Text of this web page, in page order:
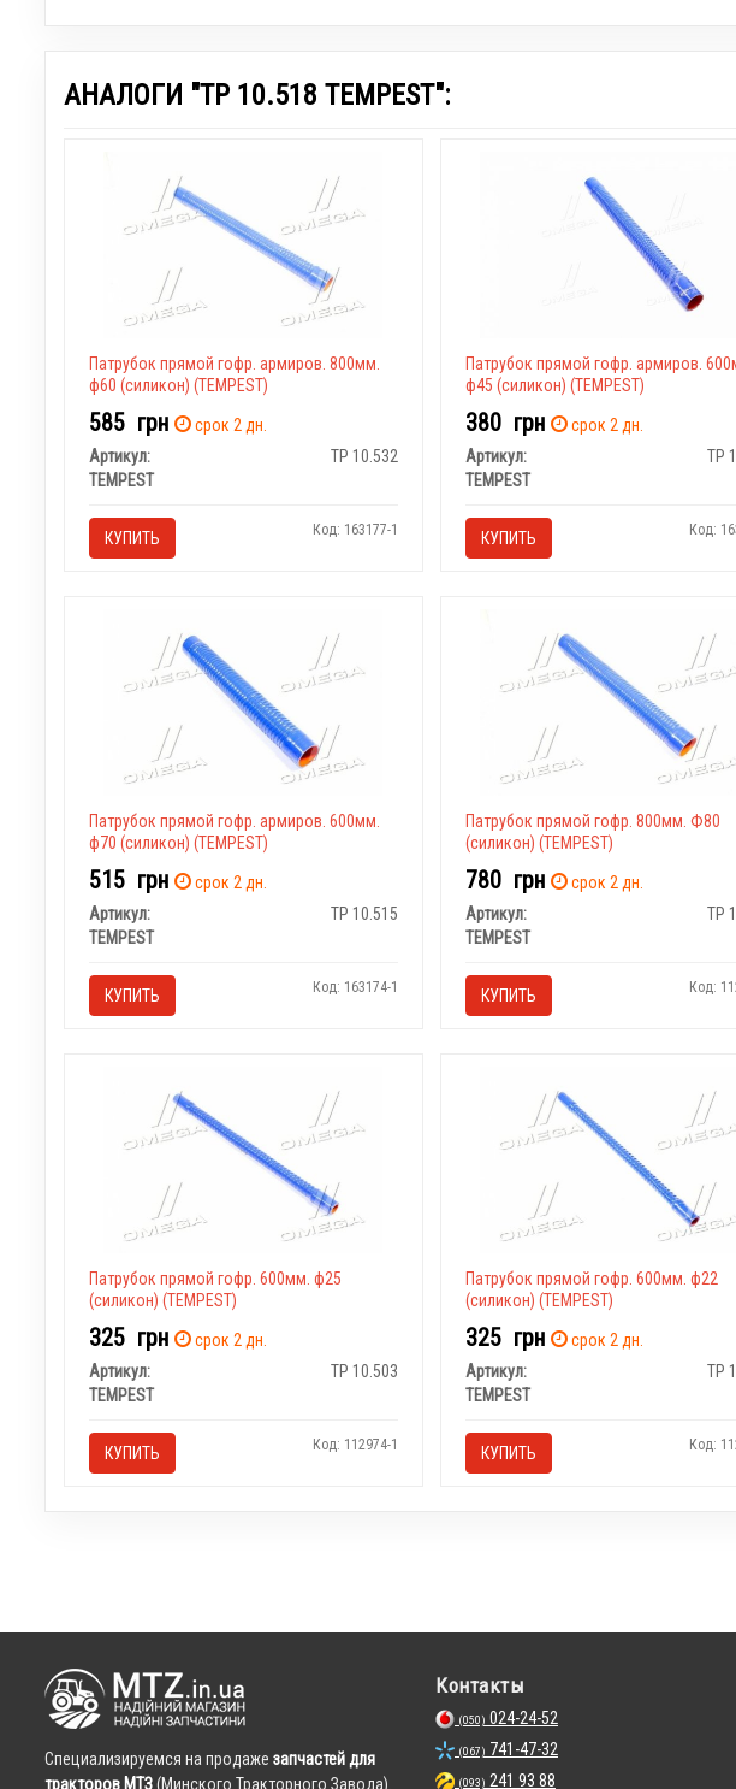
АНАЛОГИ "TP 10.518 TEMPEST":
Патрубок прямой гофр. армиров. 800мм.
ф60 (силикон) (TEMPEST)
585 грн
срок 2 дн.
Артикул:
TP 10.532
TEMPEST
КУПИТЬ Код: 163177-1
Патрубок прямой гофр. армиров.
ф45 (силикон) (TEMPEST)
380 грн
срок 2 дн.
Артикул:
TP
TEMPEST
КУПИТЬ Код:
Патрубок прямой гофр. армиров. 600мм.
ф70 (силикон) (TEMPEST)
515 грн
срок 2 дн.
Артикул:
TP 10.515
TEMPEST
КУПИТЬ Код: 163174-1
Патрубок прямой гофр. 800мм. Ф80
(силикон) (TEMPEST)
780 грн
срок 2 дн.
Артикул:
TP
TEMPEST
КУПИТЬ Код:
Патрубок прямой гофр. 600мм. ф25
(силикон) (TEMPEST)
325 грн
срок 2 дн.
Артикул:
TP 10.503
TEMPEST
КУПИТЬ Код: 112974-1
Патрубок прямой гофр. 600мм. ф22
(силикон) (TEMPEST)
325 грн
срок 2 дн.
Артикул:
TP
TEMPEST
КУПИТЬ Код:
Cпециализируемся на продаже запчастей для
тракторов МТЗ(Минского Тракторного Завода).
Контакты
(050) 024-24-52
(067) 741-47-32
(093) 241 93 88